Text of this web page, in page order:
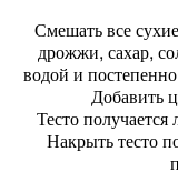
Смешать все
дрожжи, сахар,
водой и
Добавить
Тесто
Накрыть тесто